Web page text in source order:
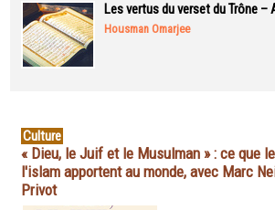
Les vertus du verset du Trône –
Housman Omarjee
Culture
« Dieu, le Juif et le Musulman » : ce que
l'islam apportent au monde, avec Marc
Privot